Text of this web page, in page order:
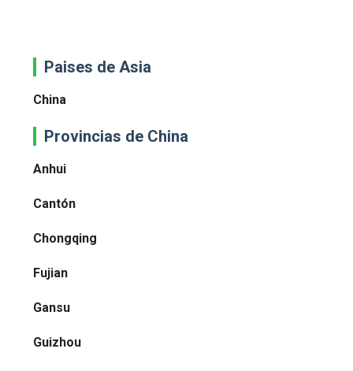
Paises de Asia
China
Provincias de China
Anhui
Cantón
Chongqing
Fujian
Gansu
Guizhou